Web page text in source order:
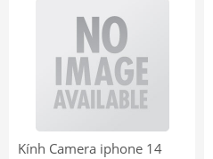
Kính Camera iphone 14